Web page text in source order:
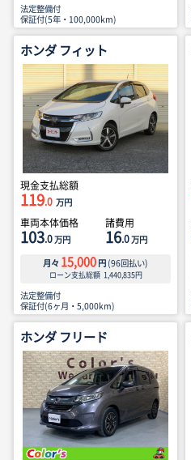
法定整備付
保証付(5年・100,000km)
ホンダ フィット
現金支払総額
119.0 万円
車両本体価格
103.0万円
諸費用
16.0万円
月々 15,000 円 (96回払い)
ローン支払総額 1,440,835円
法定整備付
保証付(6ヶ月・5,000km)
ホンダ フリード